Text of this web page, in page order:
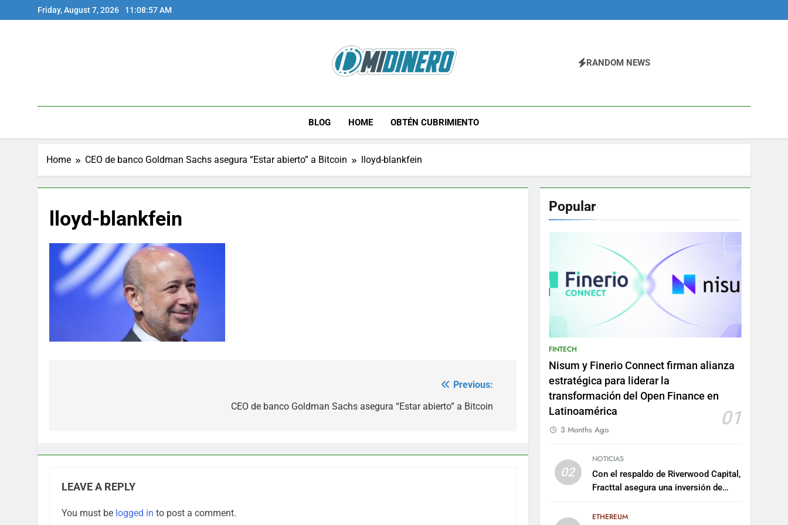
to
Friday, August 7, 2026 11:08:57 AM
Midinero.co
RANDOM NEWS
BLOG HOME OBTÉN CUBRIMIENTO
Home CEO de banco Goldman Sachs asegura “Estar abierto” a Bitcoin lloyd-blankfein
lloyd-blankfein
Previous:
CEO de banco Goldman Sachs asegura “Estar abierto” a Bitcoin
LEAVE A REPLY
You must be logged in to post a comment.
Popular
FINTECH
Nisum y Finerio Connect firman alianza
estratégica para liderar la
transformación del Open Finance en
Latinoamérica
01
3 Months Ago
02
NOTICIAS
Con el respaldo de Riverwood Capital,
Fracttal asegura una inversión de
plataforma
ETHEREUM